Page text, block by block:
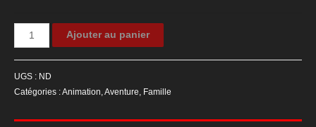
quantité
de
du
Ajouter au panier
UGS : ND
Catégories :Animation,Aventure, Famille